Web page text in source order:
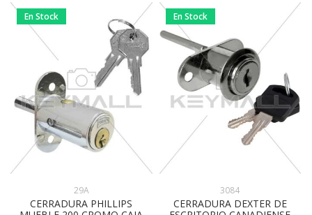
En Stock
29A
CERRADURA PHILLIPS
En Stock
3084
CERRADURA DEXTER DE